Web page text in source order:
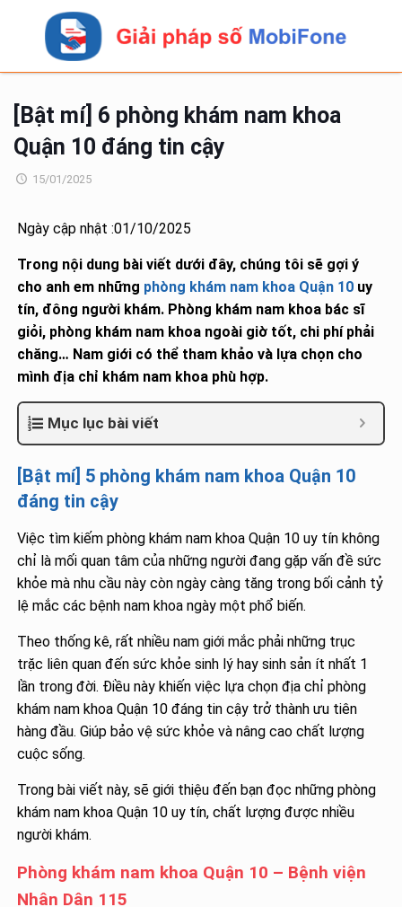
[Bật mí] 6 phòng khám nam khoa
Quận 10 đáng tin cậy
15/01/2025
Ngày cập nhật :01/10/2025
Trong nội dung bài viết dưới đây, chúng tôi sẽ gợi ý
cho anh em những phòng khám nam khoa Quận 10 uy
tín, đông người khám. Phòng khám nam khoa bác sĩ
giỏi, phòng khám nam khoa ngoài giờ tốt, chi phí phải
chăng… Nam giới có thể tham khảo và lựa chọn cho
mình địa chỉ khám nam khoa phù hợp.
Mục lục bài viết
[Bật mí] 5 phòng khám nam khoa Quận 10
đáng tin cậy
Việc tìm kiếm phòng khám nam khoa Quận 10 uy tín không
chỉ là mối quan tâm của những người đang gặp vấn đề sức
khỏe mà nhu cầu này còn ngày càng tăng trong bối cảnh tỷ
lệ mắc các bệnh nam khoa ngày một phổ biến.
Theo thống kê, rất nhiều nam giới mắc phải những trục
trặc liên quan đến sức khỏe sinh lý hay sinh sản ít nhất 1
lần trong đời. Điều này khiến việc lựa chọn địa chỉ phòng
khám nam khoa Quận 10 đáng tin cậy trở thành ưu tiên
hàng đầu. Giúp bảo vệ sức khỏe và nâng cao chất lượng
cuộc sống.
Trong bài viết này, sẽ giới thiệu đến bạn đọc những phòng
khám nam khoa Quận 10 uy tín, chất lượng được nhiều
người khám.
Phòng khám nam khoa Quận 10 – Bệnh viện
Nhân Dân 115